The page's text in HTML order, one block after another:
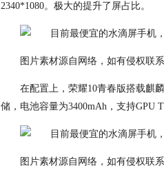
2340*1080。极大的提升了屏占比。
图片素材源自网络，如有侵权联
在配置上，荣耀10青春版搭载麒
储，电池容量为3400mAh，支持GPU
图片素材源自网络，如有侵权联